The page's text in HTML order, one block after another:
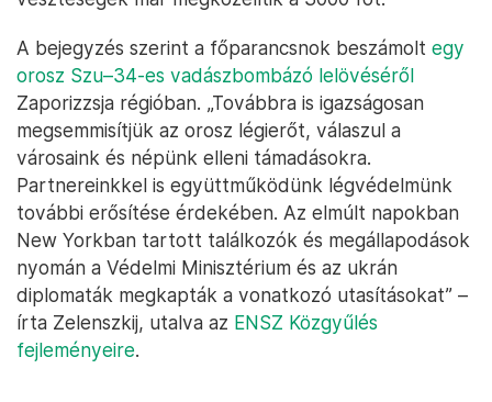
A bejegyzés szerint a főparancsnok beszámolt egy
orosz Szu–34-es vadászbombázó lelövéséről
Zaporizzsja régióban. „Továbbra is igazságosan
megsemmisítjük az orosz légierőt, válaszul a
városaink és népünk elleni támadásokra.
Partnereinkkel is együttműködünk légvédelmünk
további erősítése érdekében. Az elmúlt napokban
New Yorkban tartott találkozók és megállapodások
nyomán a Védelmi Minisztérium és az ukrán
diplomaták megkapták a vonatkozó utasításokat” –
írta Zelenszkij, utalva az ENSZ Közgyűlés
fejleményeire.